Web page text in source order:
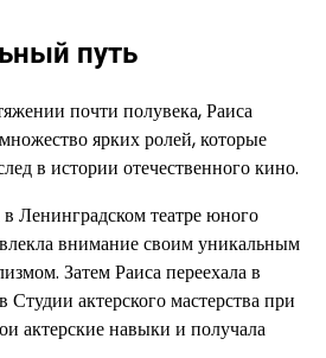
путь
почти полувека, Раиса
ярких ролей, которые
в истории отечественного кино.
Ленинградском театре юного
внимание своим уникальным
Затем Раиса переехала в
Студии актерского мастерства при
актерские навыки и получала